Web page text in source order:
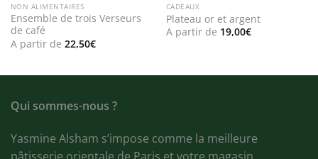
NON ALIMENTAIRES
Ensemble de trois Verseurs
de café
A partir de 22,50€
CADEAUX
Plateau or et argent
A partir de 19,00€
Qui sommes-nous ?
Yasmine Alsham s’impose comme la meilleure